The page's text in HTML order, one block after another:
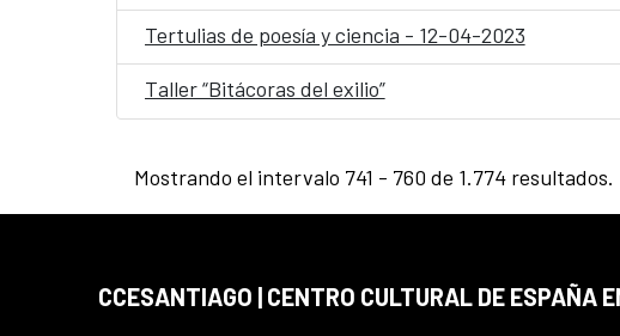
Tertulias de poesía y ciencia - 12-04-2023
Taller “Bitácoras del exilio”
Mostrando el intervalo 741 - 760 de 1.774 resultados.
CCESANTIAGO | CENTRO CULTURAL DE ESPAÑA